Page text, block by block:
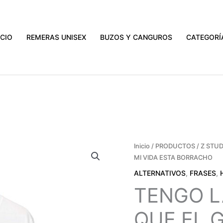
REMERAS UNISEX BUZOS Y CANGUROS
Inicio / PRODUCTOS/ Z
MI VIDA ESTA BORRACHO
ALTERNATIVOS, FRASES,
TENGO
TENGO
LA
IMPRESIÓN
EL